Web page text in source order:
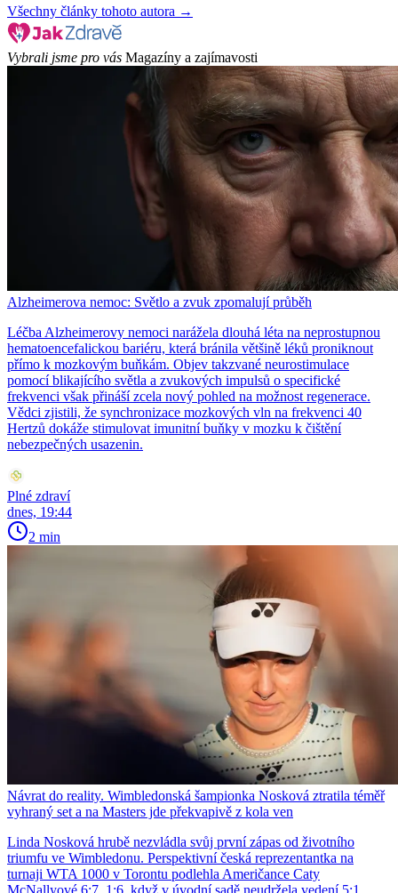
Všechny články tohoto autora →
Vybrali jsme pro vás Magazíny a zajímavosti
Alzheimerova nemoc: Světlo a zvuk zpomalují průběh
Léčba Alzheimerovy nemoci narážela dlouhá léta na neprostupnou
hematoencefalickou bariéru, která bránila většině léků proniknout
přímo k mozkovým buňkám. Objev takzvané neurostimulace
pomocí blikajícího světla a zvukových impulsů o specifické
frekvenci však přináší zcela nový pohled na možnost regenerace.
Vědci zjistili, že synchronizace mozkových vln na frekvenci 40
Hertzů dokáže stimulovat imunitní buňky v mozku k čištění
nebezpečných usazenin.
Plné zdraví
dnes, 19:44
2 min
Návrat do reality. Wimbledonská šampionka Nosková ztratila téměř
vyhraný set a na Masters jde překvapivě z kola ven
Linda Nosková hrubě nezvládla svůj první zápas od životního
triumfu ve Wimbledonu. Perspektivní česká reprezentantka na
turnaji WTA 1000 v Torontu podlehla Američance Caty
McNallyové 6:7, 1:6, když v úvodní sadě neudržela vedení 5:1.